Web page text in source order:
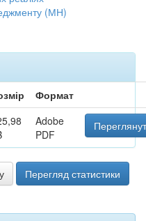
(МН)
Формат
Adobe
PDF
Перегляд статистики